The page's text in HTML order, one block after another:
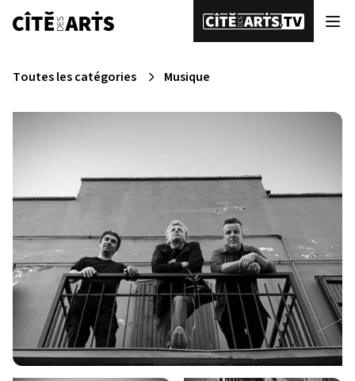
Toutes les catégories Musique